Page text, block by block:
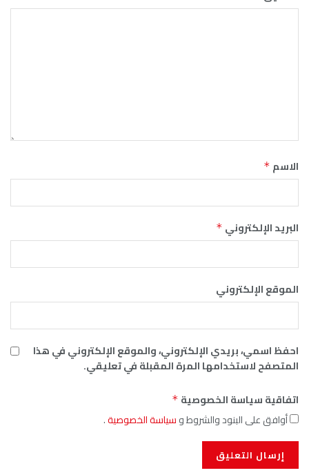
الاسم *
البريد الإلكتروني *
الموقع الإلكتروني
احفظ اسمي، بريدي الإلكتروني، والموقع الإلكتروني في هذا
المتصفح لاستخدامها المرة المقبلة في تعليقي.
اتفاقية سياسة الخصوصية *
أوافق على البنود والشروط وسياسة الخصوصية.